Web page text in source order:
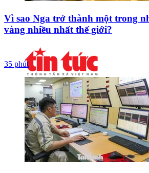
Vì sao Nga trở thành một trong
vàng nhiều nhất thế giới?
35 phút